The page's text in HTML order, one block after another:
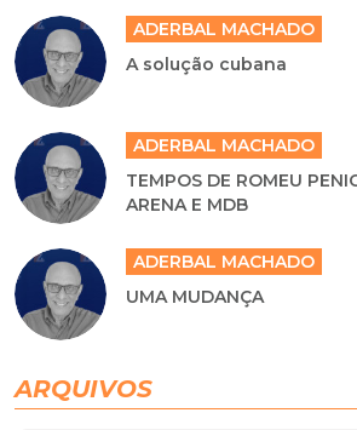
ADERBAL MACHADO
A solução cubana
ADERBAL MACHADO
TEMPOS DE ROMEU
ARENA E MDB
ADERBAL MACHADO
UMA MUDANÇA
ARQUIVOS